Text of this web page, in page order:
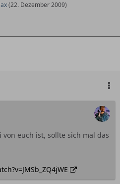
(22. Dezember 2009)
euch ist, sollte sich mal das